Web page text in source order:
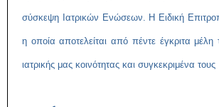
σύσκεψη Ιατρικών Ενώσεων. Η Ειδική
η οποία αποτελείται από πέντε έγκριτα μέλη
ιατρικής μας κοινότητας και συγκεκριμένα τους